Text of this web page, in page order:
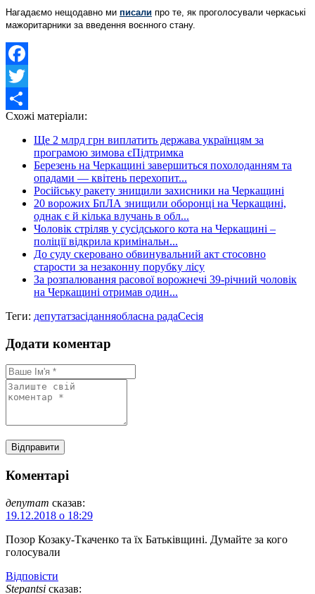
Нагадаємо нещодавно ми писали про те, як проголосували черкаські
мажоритарники за введення воєнного стану.
Facebook
Twitter
Share
Схожі матеріали:
Ще 2 млрд грн виплатить держава українцям за
програмою зимова єПідтримка
Березень на Черкащині завершиться похолоданням та
опадами — квітень перехопит...
Російську ракету знищили захисники на Черкащині
20 ворожих БпЛА знищили оборонці на Черкащині,
однак є й кілька влучань в обл...
Чоловік стріляв у сусідського кота на Черкащині –
поліції відкрила кримінальн...
До суду скеровано обвинувальний акт стосовно
старости за незаконну порубку лісу
За розпалювання расової ворожнечі 39-річний чоловік
на Черкащині отримав один...
Теги: депутатзасіданняобласна радаСесія
Додати коментар
Коментарі
депутат сказав:
19.12.2018 о 18:29
Позор Козаку-Ткаченко та їх Батьківщині. Думайте за кого
голосували
Відповіcти
Stepantsi сказав: